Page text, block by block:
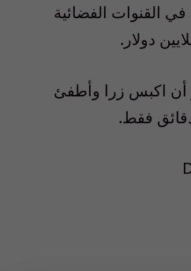
القنوات الفضائية
أن اكبس زرا وأطفئ
فقط.